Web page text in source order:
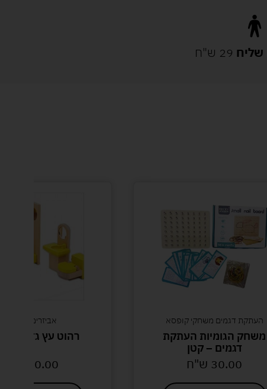
שליח 29 ש"ח
העתקת דגמים משחקי קופסא
משחק הגומיות העתקת
דגמים – קטן
30.00 ש"ח
אביזרים לבובות
רהוט עץ גדול
40.00